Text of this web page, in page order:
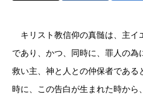
キリスト教信仰の真髄は、主イ
であり、かつ、同時に、罪人の
救い主、神と人との仲保者である
時に、この告白が生まれた時から